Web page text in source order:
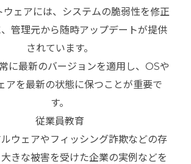
ウェアには、システムの脆弱性を修正
管理元から随時アップデートが提供
されています。
に最新のバージョンを適用し、OSや
アを最新の状態に保つことが重要で
す。
従業員教育
ウェアやフィッシング詐欺などの存
きな被害を受けた企業の実例などを